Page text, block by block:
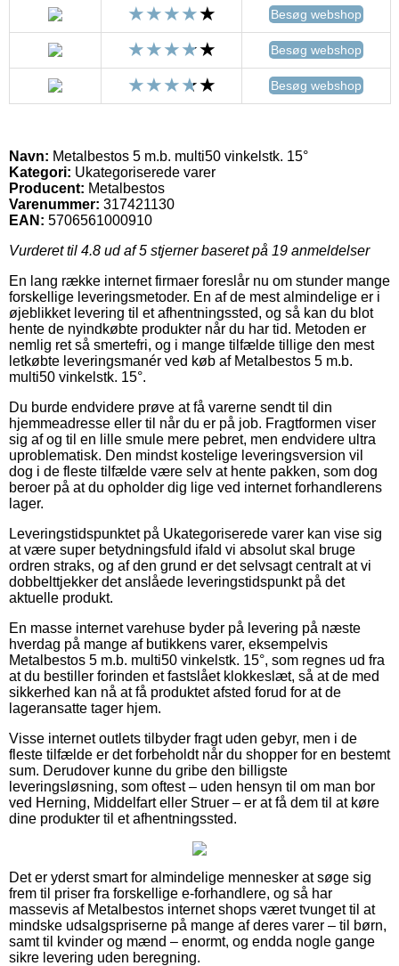
Besøg webshop
Besøg webshop
Besøg webshop
Navn: Metalbestos 5 m.b. multi50 vinkelstk. 15°
Kategori: Ukategoriserede varer
Producent: Metalbestos
Varenummer: 317421130
EAN: 5706561000910
Vurderet til 4.8 ud af 5 stjerner baseret på 19 anmeldelser
En lang række internet firmaer foreslår nu om stunder mange
forskellige leveringsmetoder. En af de mest almindelige er i
øjeblikket levering til et afhentningssted, og så kan du blot
hente de nyindkøbte produkter når du har tid. Metoden er
nemlig ret så smertefri, og i mange tilfælde tillige den mest
letkøbte leveringsmanér ved køb af Metalbestos 5 m.b.
multi50 vinkelstk. 15°.
Du burde endvidere prøve at få varerne sendt til din
hjemmeadresse eller til når du er på job. Fragtformen viser
sig af og til en lille smule mere pebret, men endvidere ultra
uproblematisk. Den mindst kostelige leveringsversion vil
dog i de fleste tilfælde være selv at hente pakken, som dog
beroer på at du opholder dig lige ved internet forhandlerens
lager.
Leveringstidspunktet på Ukategoriserede varer kan vise sig
at være super betydningsfuld ifald vi absolut skal bruge
ordren straks, og af den grund er det selvsagt centralt at vi
dobbelttjekker det anslåede leveringstidspunkt på det
aktuelle produkt.
En masse internet varehuse byder på levering på næste
hverdag på mange af butikkens varer, eksempelvis
Metalbestos 5 m.b. multi50 vinkelstk. 15°, som regnes ud fra
at du bestiller forinden et fastslået klokkeslæt, så at de med
sikkerhed kan nå at få produktet afsted forud for at de
lageransatte tager hjem.
Visse internet outlets tilbyder fragt uden gebyr, men i de
fleste tilfælde er det forbeholdt når du shopper for en bestemt
sum. Derudover kunne du gribe den billigste
leveringsløsning, som oftest – uden hensyn til om man bor
ved Herning, Middelfart eller Struer – er at få dem til at køre
dine produkter til et afhentningssted.
Det er yderst smart for almindelige mennesker at søge sig
frem til priser fra forskellige e-forhandlere, og så har
massevis af Metalbestos internet shops været tvunget til at
mindske udsalgspriserne på mange af deres varer – til børn,
samt til kvinder og mænd – enormt, og endda nogle gange
sikre levering uden beregning.